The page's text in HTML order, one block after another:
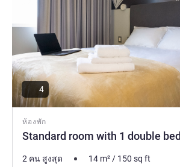
ห้องพัก
Standard room with 1 double bed
4
2 คน สูงสุด 14 m²/ 150 sq ft